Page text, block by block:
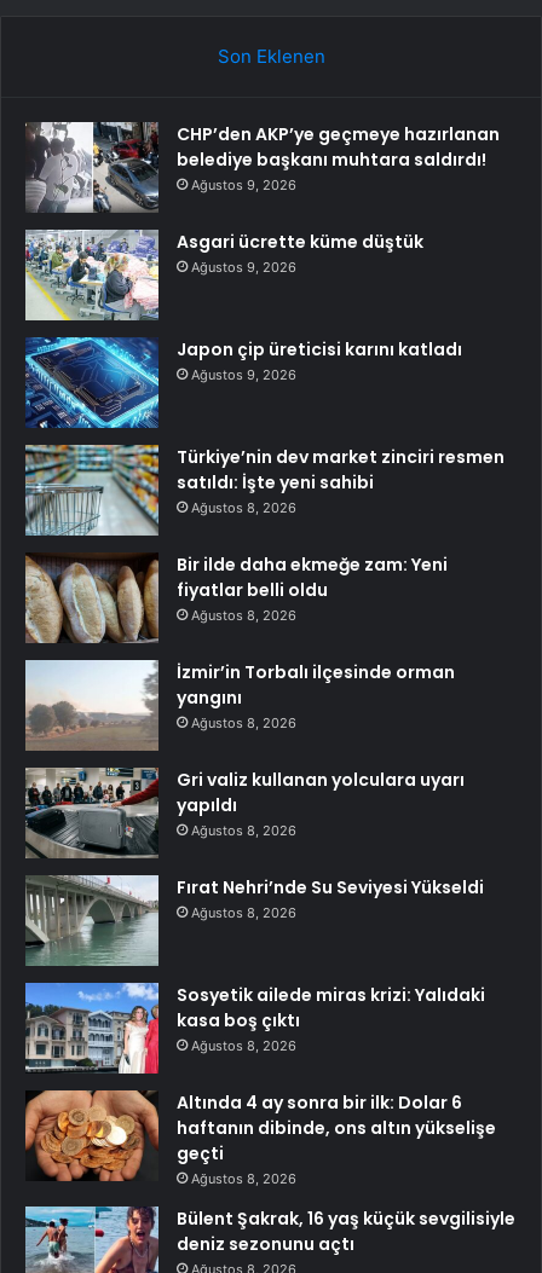
Son Eklenen
CHP’den AKP’ye geçmeye hazırlanan
belediye başkanı muhtara saldırdı!
Ağustos 9, 2026
Asgari ücrette küme düştük
Ağustos 9, 2026
Japon çip üreticisi karını katladı
Ağustos 9, 2026
Türkiye’nin dev market zinciri resmen
satıldı: İşte yeni sahibi
Ağustos 8, 2026
Bir ilde daha ekmeğe zam: Yeni
fiyatlar belli oldu
Ağustos 8, 2026
İzmir’in Torbalı ilçesinde orman
yangını
Ağustos 8, 2026
Gri valiz kullanan yolculara uyarı
yapıldı
Ağustos 8, 2026
Fırat Nehri’nde Su Seviyesi Yükseldi
Ağustos 8, 2026
Sosyetik ailede miras krizi: Yalıdaki
kasa boş çıktı
Ağustos 8, 2026
Altında 4 ay sonra bir ilk: Dolar 6
haftanın dibinde, ons altın yükselişe
geçti
Ağustos 8, 2026
Bülent Şakrak, 16 yaş küçük sevgilisiyle
deniz sezonunu açtı